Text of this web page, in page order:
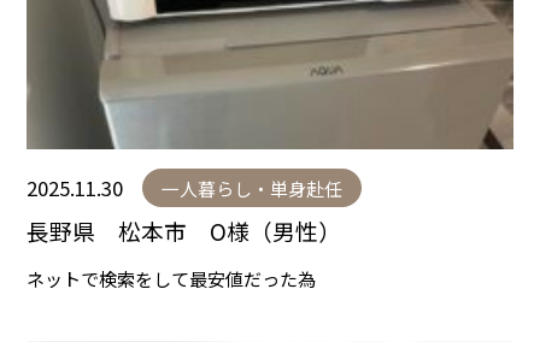
2025.11.30 一人暮らし・単身赴任
長野県 松本市 O様（男性）
ネットで検索をして最安値だった為